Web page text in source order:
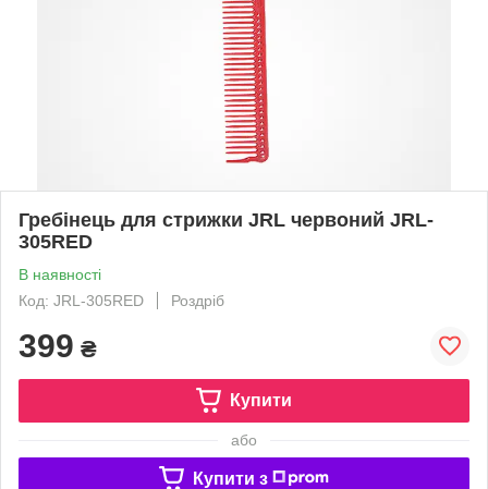
Гребінець для стрижки JRL червоний JRL-
305RED
В наявності
Код: JRL-305RED
Роздріб
399 ₴
Купити
або
Купити з